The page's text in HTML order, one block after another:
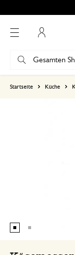
Startseite Küche